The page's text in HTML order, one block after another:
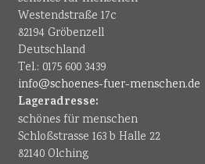
Westendstraße 17c
82194 Gröbenzell
Deutschland
Tel.: 0175 600 3439
info@schoenes-fuer-menschen.de
Lageradresse:
schönes für menschen
Schloßstrasse 163 b Halle 22
82140 Olching